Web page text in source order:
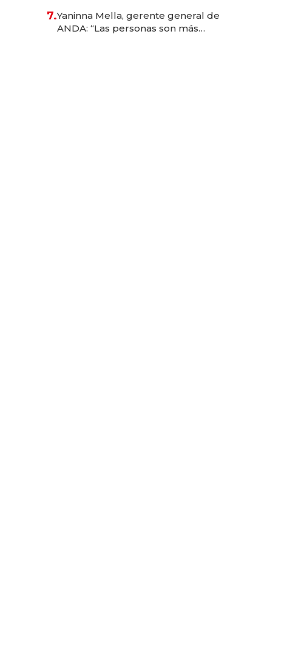
7.Yaninna Mella, gerente general de
ANDA: “Las personas son más